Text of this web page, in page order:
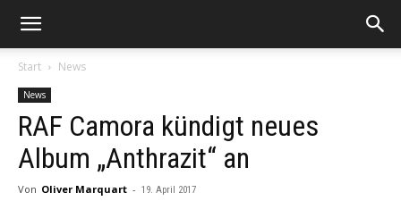
Start News
News
RAF Camora kündigt neues
Album „Anthrazit“ an
Von Oliver Marquart - 19. April 2017